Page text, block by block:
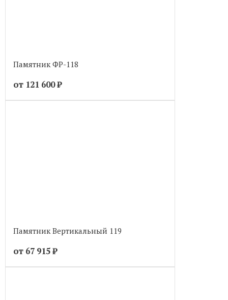
Памятник ФР-118
от 121 600₽
Памятник Вертикальный 119
от 67 915₽